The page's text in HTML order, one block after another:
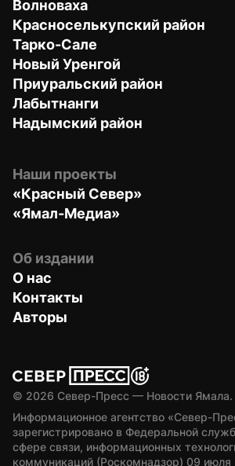
Волноваха
Красноселькупский район
Тарко-Сале
Новый Уренгой
Приуральский район
Лабытнанги
Надымский район
Наши проекты
«Красный Север»
«Ямал-Медиа»
Об издании
О нас
Контакты
Авторы
© 2026 Север-Пресс — Новости Ямала.
Информационное агентство «Север-
зарегистрировано в Федеральной
сфере связи, информационных
коммуникаций (Роскомнадзор) 09 июля